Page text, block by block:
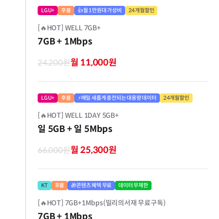
LGU+ 후불 👍월 1만원대 가성비 24개월할인
[🔥HOT] WELL 7GB+
7GB+ 1Mbps
24,200원월 11,000원
LGU+ 후불 ⚡매일 새롭게 충전되는 대용량 데이터 24개월할인
[🔥HOT] WELL 1DAY 5GB+
일 5GB+ 일 5Mbps
66,000원월 25,300원
KT 후불 🎁콘텐츠 혜택 무료 데이터 무제한
[🔥HOT] 7GB+1Mbps(밀리의서재 무료구독)
7GB+ 1Mbps